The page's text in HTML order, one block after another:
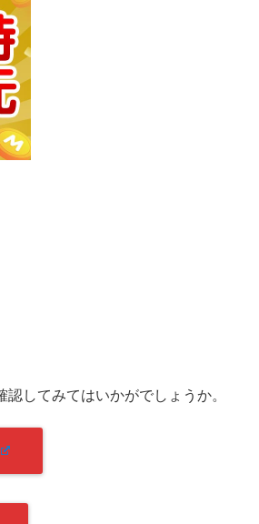
してみてはいかがでしょうか。